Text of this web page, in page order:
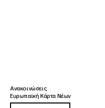
Ανακοινώσεις
Ευρωπαϊκή Κάρτα Νέων